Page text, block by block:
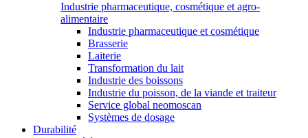
Industrie pharmaceutique, cosmétique et agro-
alimentaire
Industrie pharmaceutique et cosmétique
Brasserie
Laiterie
Transformation du lait
Industrie des boissons
Industrie du poisson, de la viande et traiteur
Service global neomoscan
Systèmes de dosage
Durabilité